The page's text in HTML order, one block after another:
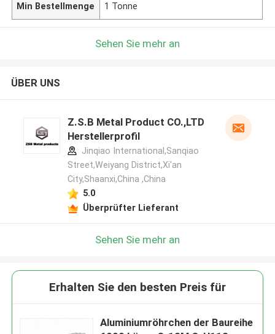
Min Bestellmenge 1 Tonne
Sehen Sie mehr an
ÜBER UNS
Z.S.B Metal Product CO.,LTD
Herstellerprofil
Jinqiao International,Sanqiao
Street,Weiyang District,Xi'an
City,Shaanxi,China ,China
5.0
Überprüfter Lieferant
Sehen Sie mehr an
Erhalten Sie den besten Preis für
Aluminiumröhrchen der Baureihe